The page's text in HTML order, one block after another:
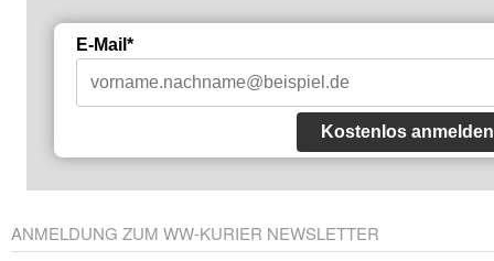
E-Mail*
Kostenlos anmelden
ANMELDUNG ZUM WW-KURIER NEWSLETTER